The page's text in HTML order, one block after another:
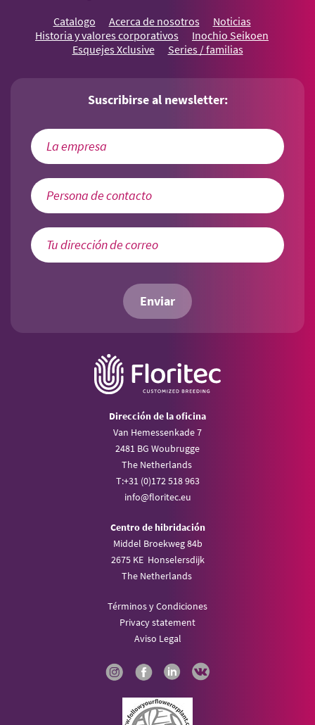
Catalogo Acerca de nosotros
Noticias
Historia y valores corporativos
Inochio Seikoen
Esquejes Xclusive
Series / familias
Suscribirse al newsletter:
Enviar
Dirección de la oficina
Van Hemessenkade 7
2481 BG Woubrugge
The Netherlands
T:+31 (0)172 518 963
info@floritec.eu
Centro de hibridación
Middel Broekweg 84b
2675 KE Honselersdijk
The Netherlands
Términos y Condiciones
Privacy statement
Aviso Legal